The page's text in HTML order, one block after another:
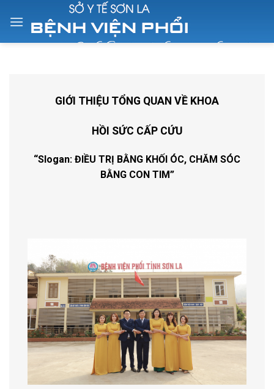
GIỚI THIỆU TỔNG QUAN VỀ KHOA
HỒI SỨC CẤP CỨU
“Slogan: ĐIỀU TRỊ BẰNG KHỐI ÓC, CHĂM SÓC
BẰNG CON TIM”